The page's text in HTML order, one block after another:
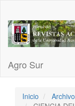
Contenido
principal
Barra
Agro Sur
Inicio